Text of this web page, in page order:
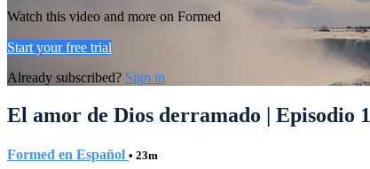
Watch this video and more on Formed
Start your free trial
Already subscribed? Sign in
El amor de Dios derramado | Episodio 1
Formed en Español • 23m